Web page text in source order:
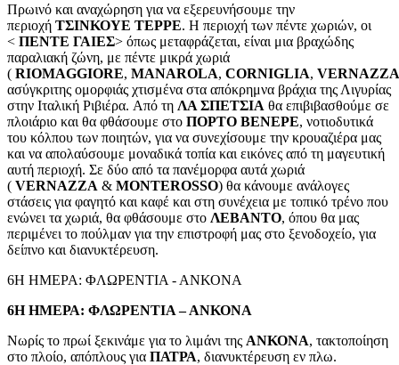
Πρωινό και αναχώρηση για να εξερευνήσουμε την
περιοχή ΤΣΙΝΚΟΥΕ ΤΕΡΡΕ. Η περιοχή των πέντε χωριών, οι
< ΠΕΝΤΕ ΓΑΙΕΣ> όπως μεταφράζεται, είναι μια βραχώδης
παραλιακή ζώνη, με πέντε μικρά χωριά
( RIOMAGGIORE, MANAROLA, CORNIGLIA, VERNAZZA
ασύγκριτης ομορφιάς χτισμένα στα απόκρημνα βράχια της Λιγυρίας
στην Ιταλική Ριβιέρα. Aπό τη ΛΑ ΣΠΕΤΣΙΑ θα επιβιβασθούμε σε
πλοιάριο και θα φθάσουμε στο ΠΟΡΤΟ ΒΕΝΕΡΕ, νοτιοδυτικά
του κόλπου των ποιητών, για να συνεχίσουμε την κρουαζιέρα μας
και να απολαύσουμε μοναδικά τοπία και εικόνες από τη μαγευτική
αυτή περιοχή. Σε δύο από τα πανέμορφα αυτά χωριά
( VERNAZZA & MONTEROSSO) θα κάνουμε ανάλογες
στάσεις για φαγητό και καφέ και στη συνέχεια με τοπικό τρένο που
ενώνει τα χωριά, θα φθάσουμε στο ΛΕΒΑΝΤΟ, όπου θα μας
περιμένει το πούλμαν για την επιστροφή μας στο ξενοδοχείο, για
δείπνο και διανυκτέρευση.
6Η ΗΜΕΡΑ: ΦΛΩΡΕΝΤΙΑ - ΑΝΚΟΝΑ
6Η ΗΜΕΡΑ: ΦΛΩΡΕΝΤΙΑ – ΑΝΚΟΝΑ
Νωρίς το πρωί ξεκινάμε για το λιμάνι της ΑΝΚΟΝΑ, τακτοποίηση
στο πλοίο, απόπλους για ΠΑΤΡΑ, διανυκτέρευση εν πλω.